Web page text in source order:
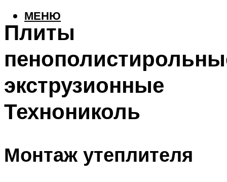
МЕНЮ
Плиты
экструзионные
Технониколь
Монтаж утеплителя